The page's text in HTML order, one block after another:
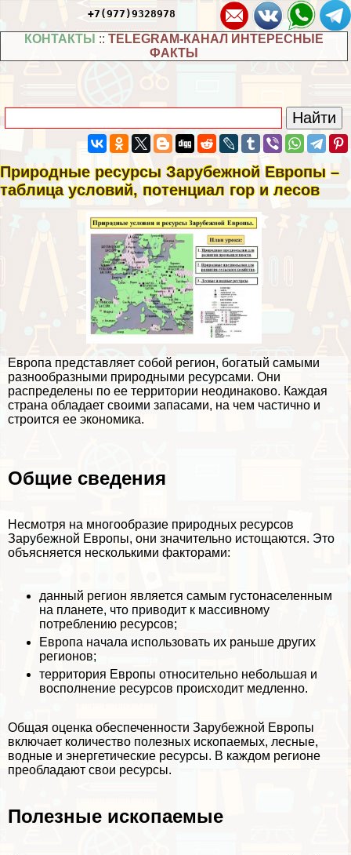
+7(977)9328978
КОНТАКТЫ :: TELEGRAM-КАНАЛ ИНТЕРЕСНЫЕ
ФАКТЫ
Природные ресурсы Зарубежной Европы –
таблица условий, потенциал гор и лесов
Европа представляет собой регион, богатый самыми
разнообразными природными ресурсами. Они
распределены по ее территории неодинаково. Каждая
страна обладает своими запасами, на чем частично и
строится ее экономика.
Общие сведения
Несмотря на многообразие природных ресурсов
Зарубежной Европы, они значительно истощаются. Это
объясняется несколькими факторами:
данный регион является самым густонаселенным
на планете, что приводит к массивному
потрeблению ресурсов;
Европа начала использовать их раньше других
регионов;
территория Европы относительно небольшая и
восполнение ресурсов происходит медленно.
Общая оценка обеспеченности Зарубежной Европы
включает количество полезных ископаемых, лесные,
водные и энергетические ресурсы. В каждом регионе
преобладают свои ресурсы.
Полезные ископаемые